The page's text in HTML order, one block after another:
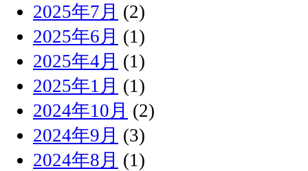
2025年7月 (2)
2025年6月 (1)
2025年4月 (1)
2025年1月 (1)
2024年10月 (2)
2024年9月 (3)
2024年8月 (1)